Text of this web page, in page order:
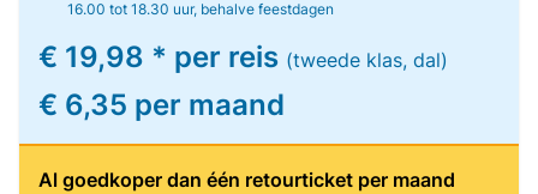
16.00 tot 18.30 uur, behalve feestdagen
€ 19,98 * per reis (tweede klas, dal)
€ 6,35 per maand
Al goedkoper dan één retourticket per maand